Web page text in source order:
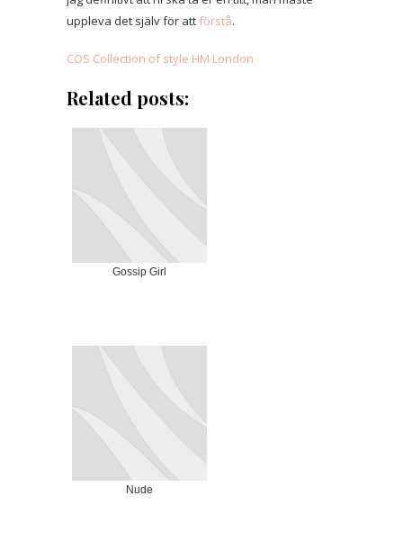
uppleva det själv för att förstå.
COS Collection of style HM London
Related posts:
Gossip Girl
Nude